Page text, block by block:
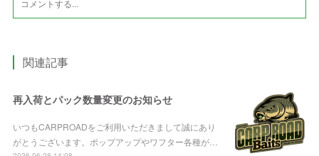
関連記事
再入荷とパック数量変更のお知らせ
いつもCARPROADをご利用いただきまして誠にあり
がとうございます。ポップアップやワフター各種が…